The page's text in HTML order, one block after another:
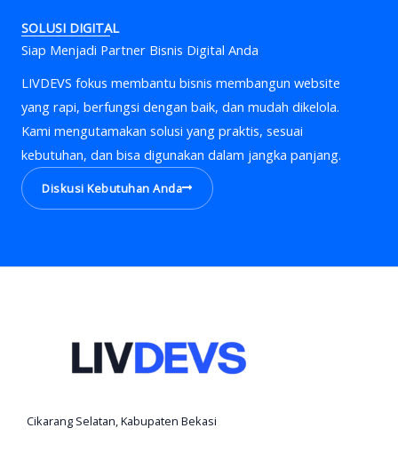
SOLUSI DIGITAL
Siap Menjadi Partner Bisnis Digital Anda
LIVDEVS fokus membantu bisnis membangun website
yang rapi, berfungsi dengan baik, dan mudah dikelola.
Kami mengutamakan solusi yang praktis, sesuai
kebutuhan, dan bisa digunakan dalam jangka panjang.
Diskusi Kebutuhan Anda
Cikarang Selatan, Kabupaten Bekasi